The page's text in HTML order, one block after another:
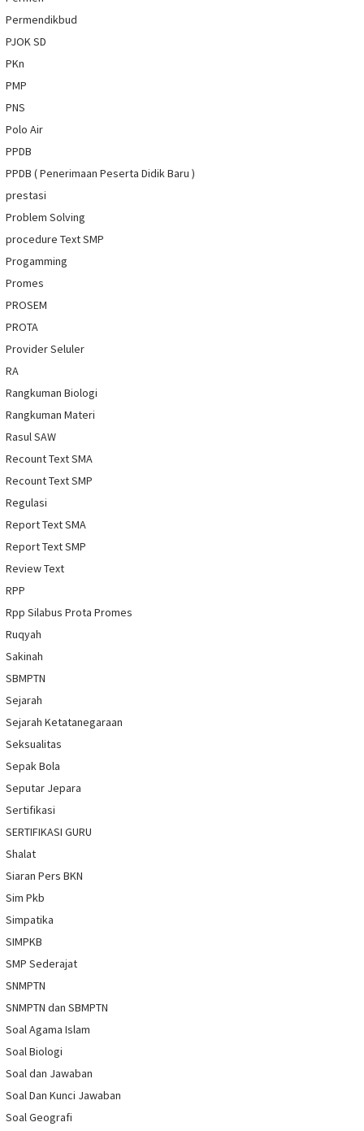
Permendikbud
PJOK SD
PKn
PMP
PNS
Polo Air
PPDB
PPDB ( Penerimaan Peserta Didik Baru )
prestasi
Problem Solving
procedure Text SMP
Progamming
Promes
PROSEM
PROTA
Provider Seluler
RA
Rangkuman Biologi
Rangkuman Materi
Rasul SAW
Recount Text SMA
Recount Text SMP
Regulasi
Report Text SMA
Report Text SMP
Review Text
RPP
Rpp Silabus Prota Promes
Ruqyah
Sakinah
SBMPTN
Sejarah
Sejarah Ketatanegaraan
Seksualitas
Sepak Bola
Seputar Jepara
Sertifikasi
SERTIFIKASI GURU
Shalat
Siaran Pers BKN
Sim Pkb
Simpatika
SIMPKB
SMP Sederajat
SNMPTN
SNMPTN dan SBMPTN
Soal Agama Islam
Soal Biologi
Soal dan Jawaban
Soal Dan Kunci Jawaban
Soal Geografi